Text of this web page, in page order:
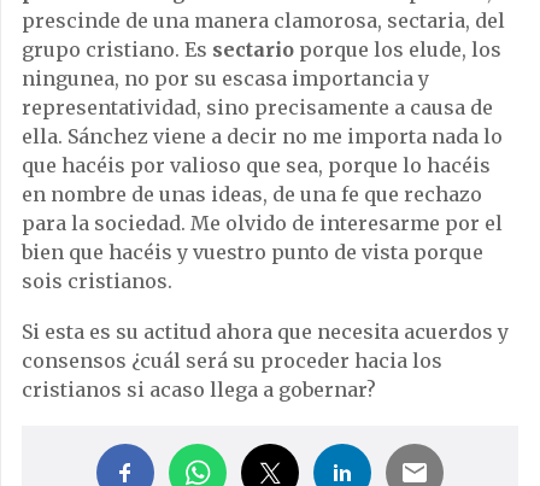
prescinde de una manera clamorosa, sectaria, del
grupo cristiano. Es sectario porque los elude, los
ningunea, no por su escasa importancia y
representatividad, sino precisamente a causa de
ella. Sánchez viene a decir no me importa nada lo
que hacéis por valioso que sea, porque lo hacéis
en nombre de unas ideas, de una fe que rechazo
para la sociedad. Me olvido de interesarme por el
bien que hacéis y vuestro punto de vista porque
sois cristianos.
Si esta es su actitud ahora que necesita acuerdos y
consensos ¿cuál será su proceder hacia los
cristianos si acaso llega a gobernar?